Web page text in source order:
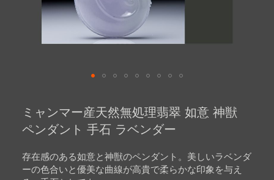
beginning
images
gallery
ミャンマー産天然無処理翡翠 如意 神獣
ペンダント 手石 ラベンダー
存在感のある如意と神獣のペンダント。美しいラベンダ
ーの色合いと優美な曲線が高貴で柔らかな印象を与え